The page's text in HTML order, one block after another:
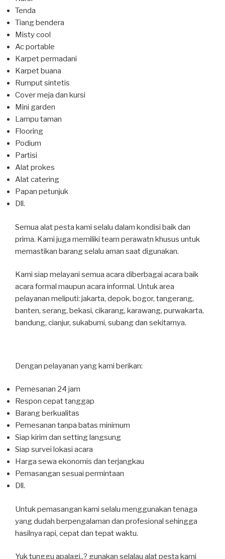
Tenda
Tiang bendera
Misty cool
Ac portable
Karpet permadani
Karpet buana
Rumput sintetis
Cover meja dan kursi
Mini garden
Lampu taman
Flooring
Podium
Partisi
Alat prokes
Alat catering
Papan petunjuk
Dll.
Semua alat pesta kami selalu dalam kondisi baik dan
prima. Kami juga memiliki team perawatn khusus untuk
memastikan barang selalu aman saat digunakan.
Kami siap melayani semua acara diberbagai acara baik
acara formal maupun acara informal. Untuk area
pelayanan meliputi: jakarta, depok, bogor, tangerang,
banten, serang, bekasi, cikarang, karawang, purwakarta,
bandung, cianjur, sukabumi, subang dan sekitarnya.
Dengan pelayanan yang kami berikan:
Pemesanan 24 jam
Respon cepat tanggap
Barang berkualitas
Pemesanan tanpa batas minimum
Siap kirim dan setting langsung
Siap survei lokasi acara
Harga sewa ekonomis dan terjangkau
Pemasangan sesuai permintaan
Dll.
Untuk pemasangan kami selalu menggunakan tenaga
yang dudah berpengalaman dan profesional sehingga
hasilnya rapi, cepat dan tepat waktu.
Yuk tunggu apalagi..? gunakan selalau alat pesta kami